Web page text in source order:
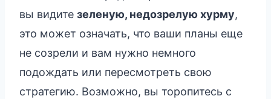
вы видите зеленую, недозрелую хурму,
это может означать, что ваши планы еще
не созрели и вам нужно немного
подождать или пересмотреть свою
стратегию. Возможно, вы торопитесь с